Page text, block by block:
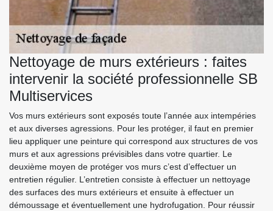
Nettoyage de murs extérieurs : faites
intervenir la société professionnelle SB
Multiservices
Vos murs extérieurs sont exposés toute l’année aux intempéries
et aux diverses agressions. Pour les protéger, il faut en premier
lieu appliquer une peinture qui correspond aux structures de vos
murs et aux agressions prévisibles dans votre quartier. Le
deuxième moyen de protéger vos murs c’est d’effectuer un
entretien régulier. L’entretien consiste à effectuer un nettoyage
des surfaces des murs extérieurs et ensuite à effectuer un
démoussage et éventuellement une hydrofugation. Pour réussir